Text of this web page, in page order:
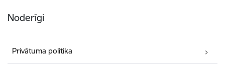
Noderīgi
Privātuma politika